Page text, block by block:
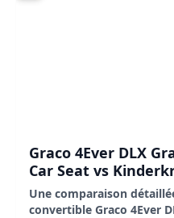
Graco 4Ever DLX
Car Seat vs
Une comparaison
convertible Graco 4Ever